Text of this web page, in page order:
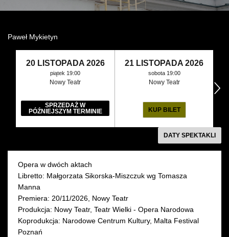
Wynajem rekwizytów
Fundusze unijne
Dotacje celowe
Paweł Mykietyn
20 LISTOPADA 2026
piątek 19:00
Nowy Teatr
SPRZEDAŻ W
PÓŹNIEJSZYM TERMINIE
21 LISTOPADA 2026
sobota 19:00
Nowy Teatr
KUP BILET
następny
DATY SPEKTAKLI
Opera w dwóch aktach
Libretto: Małgorzata Sikorska-Miszczuk wg Tomasza
Manna
Premiera: 20/11/2026, Nowy Teatr
Produkcja: Nowy Teatr, Teatr Wielki - Opera Narodowa
Koprodukcja: Narodowe Centrum Kultury, Malta Festival
Poznań